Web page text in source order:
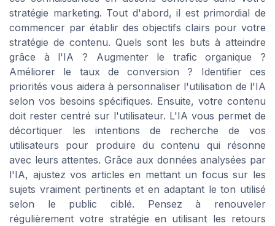
stratégie marketing. Tout d'abord, il est primordial de
commencer par établir des objectifs clairs pour votre
stratégie de contenu. Quels sont les buts à atteindre
grâce à l'IA ? Augmenter le trafic organique ?
Améliorer le taux de conversion ? Identifier ces
priorités vous aidera à personnaliser l'utilisation de l'IA
selon vos besoins spécifiques. Ensuite, votre contenu
doit rester centré sur l'utilisateur. L'IA vous permet de
décortiquer les intentions de recherche de vos
utilisateurs pour produire du contenu qui résonne
avec leurs attentes. Grâce aux données analysées par
l'IA, ajustez vos articles en mettant un focus sur les
sujets vraiment pertinents et en adaptant le ton utilisé
selon le public ciblé. Pensez à renouveler
régulièrement votre stratégie en utilisant les retours